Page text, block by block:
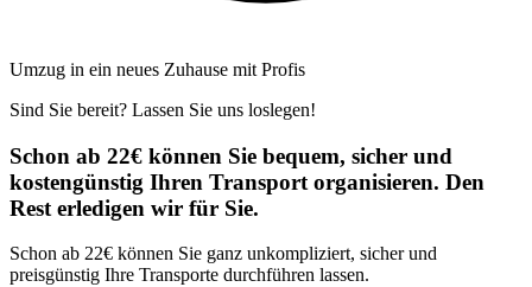
Umzug in ein neues Zuhause mit Profis
Sind Sie bereit? Lassen Sie uns loslegen!
Schon ab 22€ können Sie bequem, sicher und
kostengünstig Ihren Transport organisieren. Den
Rest erledigen wir für Sie.
Schon ab 22€ können Sie ganz unkompliziert, sicher und
preisgünstig Ihre Transporte durchführen lassen.